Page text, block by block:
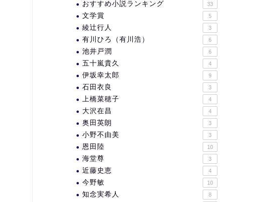
おすすめ小説ランキング 33
文学賞 5
綾辻行人 3
有川ひろ（有川浩） 6
池井戸潤 6
五十嵐貴久 4
伊坂幸太郎 9
石田衣良 3
上橋菜穂子 4
大沢在昌 4
奥田英朗 3
小野不由美 3
恩田陸 10
海堂尊 3
近藤史恵 4
今野敏 10
知念実希人 8